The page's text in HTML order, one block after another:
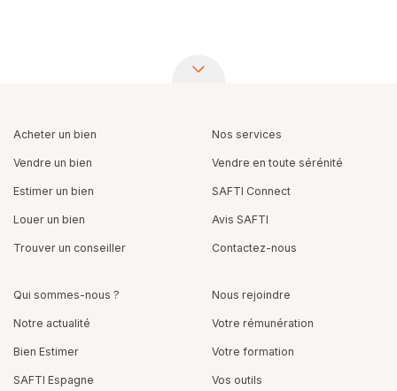
Acheter un bien
Vendre un bien
Estimer un bien
Louer un bien
Trouver un conseiller
Nos services
Vendre en toute sérénité
SAFTI Connect
Avis SAFTI
Contactez-nous
Qui sommes-nous ?
Notre actualité
Bien Estimer
SAFTI Espagne
Nous rejoindre
Votre rémunération
Votre formation
Vos outils